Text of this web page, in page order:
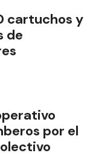
cartuchos y
de
por el